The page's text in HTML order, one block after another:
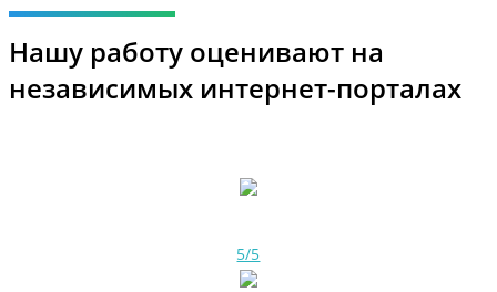
Нашу работу оценивают на
независимых интернет-порталах
5/5